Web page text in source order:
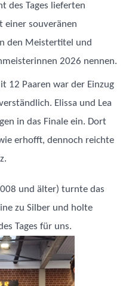
des Tages lieferten
einer souveränen
den Meistertitel und
2026 nennen.
12 Paaren war der Einzug
Elissa und Lea
in das Finale ein. Dort
erhofft, dennoch reichte
und älter) turnte das
zu Silber und holte
Tages für uns.